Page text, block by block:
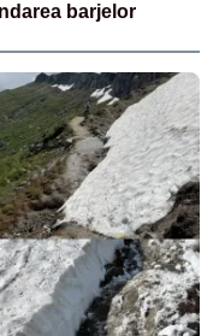
barjelor